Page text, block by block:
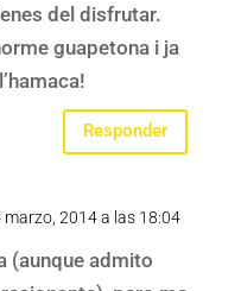
del disfrutar.
guapetona i ja
Responder
marzo, 2014 a las 18:04
(aunque admito